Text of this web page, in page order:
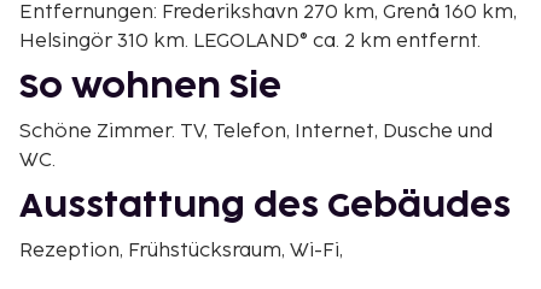
Entfernungen: Frederikshavn 270 km, Grenå 160 km,
Helsingör 310 km. LEGOLAND® ca. 2 km entfernt.
So wohnen Sie
Schöne Zimmer. TV, Telefon, Internet, Dusche und
WC.
Ausstattung des Gebäudes
Rezeption, Frühstücksraum, Wi-Fi,